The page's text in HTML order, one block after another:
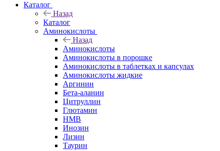
Каталог
Назад
Каталог
Аминокислоты
Назад
Аминокислоты
Аминокислоты в порошке
Аминокислоты в таблетках и капсулах
Аминокислоты жидкие
Аргинин
Бета-аланин
Цитруллин
Глютамин
HMB
Инозин
Лизин
Таурин